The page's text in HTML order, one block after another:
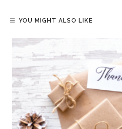
YOU MIGHT ALSO LIKE